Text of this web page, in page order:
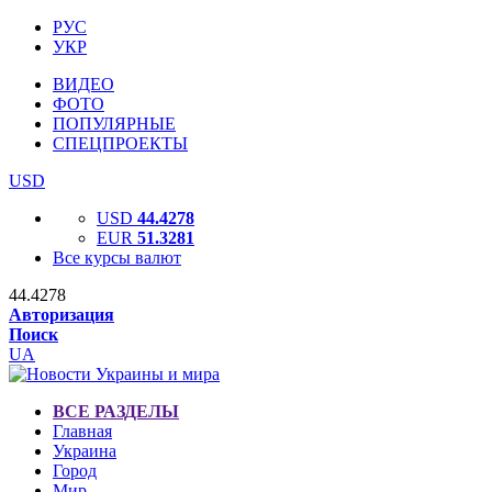
РУС
УКР
ВИДЕО
ФОТО
ПОПУЛЯРНЫЕ
СПЕЦПРОЕКТЫ
USD
USD 44.4278
EUR 51.3281
Все курсы валют
44.4278
Авторизация
Поиск
UA
ВСЕ РАЗДЕЛЫ
Главная
Украина
Город